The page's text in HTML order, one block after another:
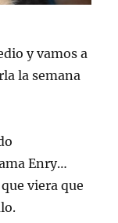
y vamos a
la semana
Enry…
viera que